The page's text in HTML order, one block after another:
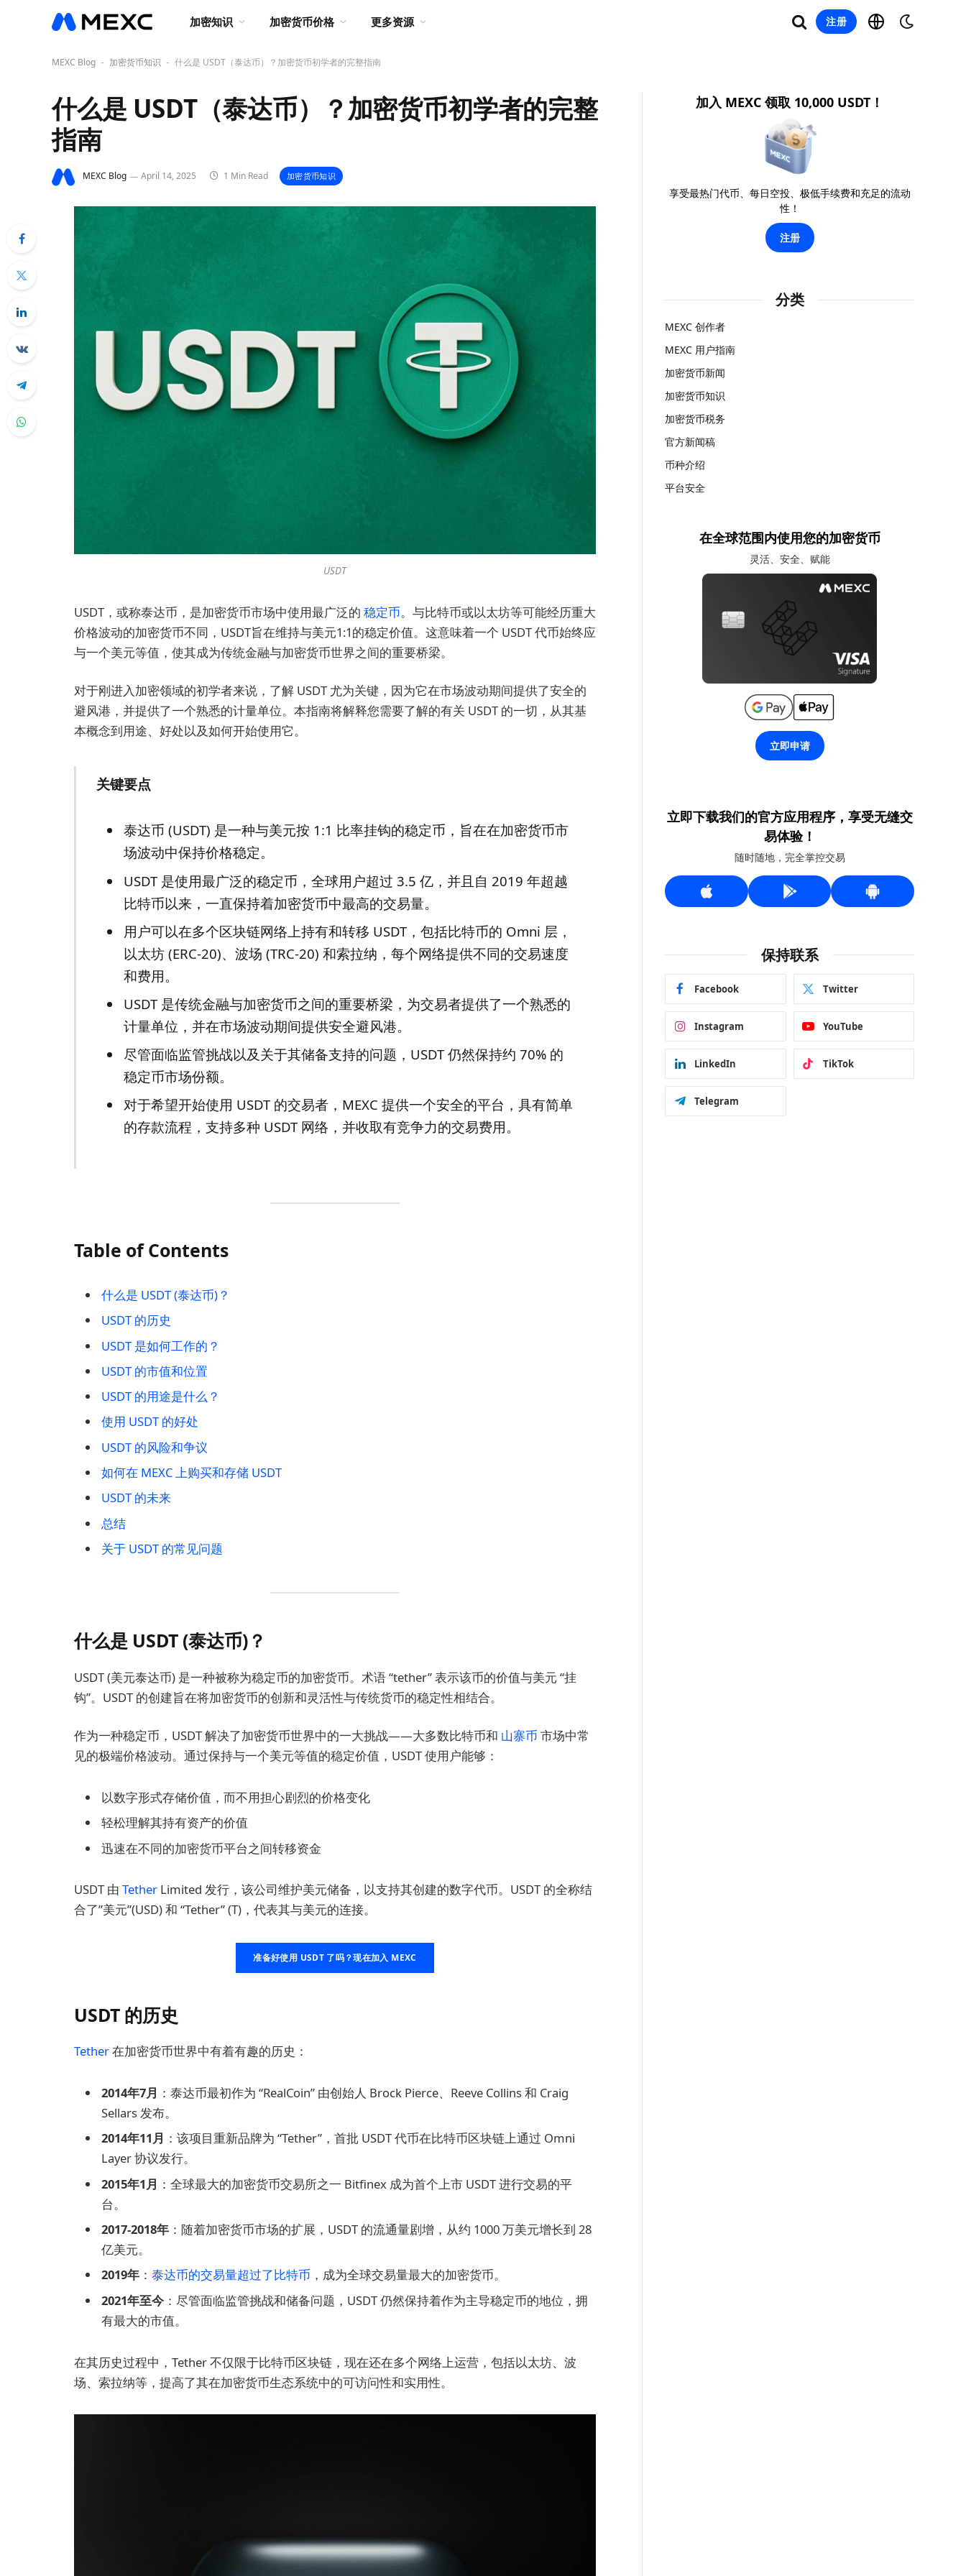
加密知识 加密货币价格 更多资源 注册
MEXC Blog - 加密货币知识 - 什么是 USDT（泰达币）？加密货币初学者的完整指南
什么是 USDT（泰达币）？加密货币初学者的完整
指南
MEXC Blog April 14, 2025 1 Min Read 加密货币知识
USDT
USDT，或称泰达币，是加密货币市场中使用最广泛的 稳定币。与比特币或以太坊等可能经历重大
价格波动的加密货币不同，USDT旨在维持与美元1:1的稳定价值。这意味着一个 USDT 代币始终应
与一个美元等值，使其成为传统金融与加密货币世界之间的重要桥梁。
对于刚进入加密领域的初学者来说，了解 USDT 尤为关键，因为它在市场波动期间提供了安全的
避风港，并提供了一个熟悉的计量单位。本指南将解释您需要了解的有关 USDT 的一切，从其基
本概念到用途、好处以及如何开始使用它。
关键要点
泰达币 (USDT) 是一种与美元按 1:1 比率挂钩的稳定币，旨在在加密货币市
场波动中保持价格稳定。
USDT 是使用最广泛的稳定币，全球用户超过 3.5 亿，并且自 2019 年超越
比特币以来，一直保持着加密货币中最高的交易量。
用户可以在多个区块链网络上持有和转移 USDT，包括比特币的 Omni 层，
以太坊 (ERC-20)、波场 (TRC-20) 和索拉纳，每个网络提供不同的交易速度
和费用。
USDT 是传统金融与加密货币之间的重要桥梁，为交易者提供了一个熟悉的
计量单位，并在市场波动期间提供安全避风港。
尽管面临监管挑战以及关于其储备支持的问题，USDT 仍然保持约 70% 的
稳定币市场份额。
对于希望开始使用 USDT 的交易者，MEXC 提供一个安全的平台，具有简单
的存款流程，支持多种 USDT 网络，并收取有竞争力的交易费用。
Table of Contents
什么是 USDT (泰达币)？
USDT 的历史
USDT 是如何工作的？
USDT 的市值和位置
USDT 的用途是什么？
使用 USDT 的好处
USDT 的风险和争议
如何在 MEXC 上购买和存储 USDT
USDT 的未来
总结
关于 USDT 的常见问题
什么是 USDT (泰达币)？
USDT (美元泰达币) 是一种被称为稳定币的加密货币。术语 “tether” 表示该币的价值与美元 “挂
钩”。USDT 的创建旨在将加密货币的创新和灵活性与传统货币的稳定性相结合。
作为一种稳定币，USDT 解决了加密货币世界中的一大挑战——大多数比特币和 山寨币 市场中常
见的极端价格波动。通过保持与一个美元等值的稳定价值，USDT 使用户能够：
以数字形式存储价值，而不用担心剧烈的价格变化
轻松理解其持有资产的价值
迅速在不同的加密货币平台之间转移资金
USDT 由 Tether Limited 发行，该公司维护美元储备，以支持其创建的数字代币。USDT 的全称结
合了”美元”(USD) 和 “Tether” (T)，代表其与美元的连接。
准备好使用 USDT 了吗？现在加入 MEXC
USDT 的历史
Tether在加密货币世界中有着有趣的历史：
2014年7月 ：泰达币最初作为 “RealCoin” 由创始人 Brock Pierce、Reeve Collins 和 Craig
Sellars 发布。
2014年11月 ：该项目重新品牌为 “Tether”，首批 USDT 代币在比特币区块链上通过 Omni
Layer 协议发行。
2015年1月 ：全球最大的加密货币交易所之一 Bitfinex 成为首个上市 USDT 进行交易的平
台。
2017-2018年 ：随着加密货币市场的扩展，USDT 的流通量剧增，从约 1000 万美元增长到 28
亿美元。
2019年 ： 泰达币的交易量超过了比特币 ，成为全球交易量最大的加密货币。
2021年至今 ：尽管面临监管挑战和储备问题，USDT 仍然保持着作为主导稳定币的地位，拥
有最大的市值。
在其历史过程中，Tether 不仅限于比特币区块链，现在还在多个网络上运营，包括以太坊、波
场、索拉纳等，提高了其在加密货币生态系统中的可访问性和实用性。
加入 MEXC 领取 10,000 USDT！
享受最热门代币、每日空投、极低手续费和充足的流动
性！
注册
分类
MEXC 创作者
MEXC 用户指南
加密货币新闻
加密货币知识
加密货币税务
官方新闻稿
币种介绍
平台安全
在全球范围内使用您的加密货币
灵活、安全、赋能
立即申请
立即下载我们的官方应用程序，享受无缝交
易体验！
随时随地，完全掌控交易
保持联系
Facebook Twitter
Instagram YouTube
LinkedIn TikTok
Telegram